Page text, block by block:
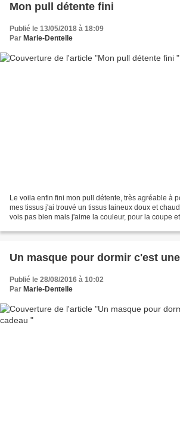
Mon pull détente fini
Publié le 13/05/2018 à 18:09
Par Marie-Dentelle
Le voila enfin fini mon pull détente, très agréable à
mes tissus j'ai trouvé un tissus laineux doux et
vois pas bien mais j'aime la couleur, pour la coupe et
Un masque pour dormir c'est
Publié le 28/08/2016 à 10:02
Par Marie-Dentelle